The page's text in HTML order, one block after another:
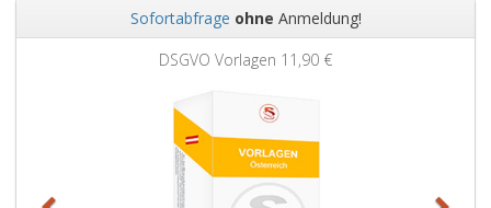
des
Absatz
Sofortabfrage ohne Anmeldung!
DSGVO Vorlagen 11,90 €